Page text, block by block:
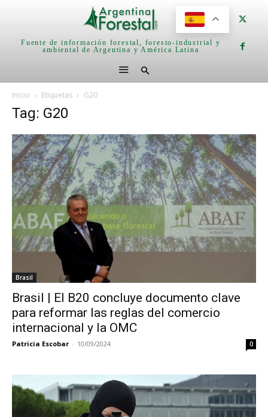
Fuente de información forestal, foresto-industrial y
ambiental de Argentina y América Latina
Inicio Etiquetas G20
Tag: G20
Brasil
Brasil | El B20 concluye documento clave
para reformar las reglas del comercio
internacional y la OMC
Patricia Escobar - 10/09/2024 0